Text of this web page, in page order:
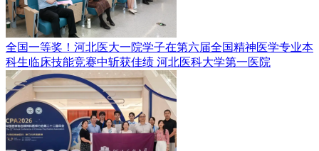
全国一等奖！河北医大一院学子在第六届全国精神医学专业本
科生临床技能竞赛中斩获佳绩 河北医科大学第一医院